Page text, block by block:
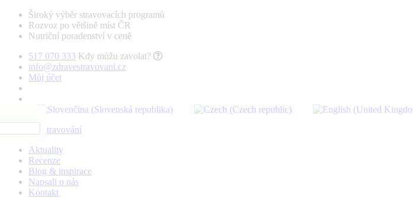
Široký výběr stravovacích programů
Rozvoz po většině míst ČR
Nutriční poradenství v ceně
517 070 333 Kdy můžu zavolat?
info@zdravestravovani.cz
Můj účet
Aktuality
Recenze
Blog & inspirace
Napsali o nás
Kontakt